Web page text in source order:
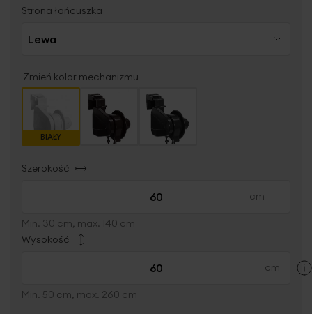
Strona łańcuszka
Zmień kolor mechanizmu
BIAŁY
Szerokość
Min. 30 cm, max. 140 cm
Wysokość
Min. 50 cm, max. 260 cm